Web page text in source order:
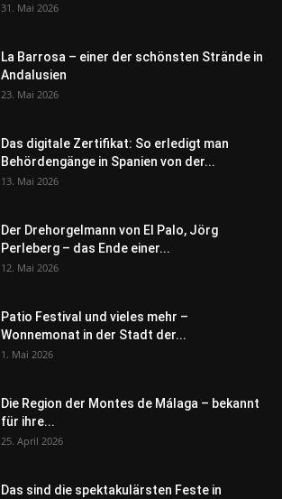
31. Mai 2026
La Barrosa – einer der schönsten Strände in
Andalusien
23. Mai 2026
Das digitale Zertifikat: So erledigt man
Behördengänge in Spanien von der...
13. Mai 2026
Der Drehorgelmann von El Palo, Jörg
Perleberg – das Ende einer...
12. Mai 2026
Patio Festival und vieles mehr –
Wonnemonat in der Stadt der...
1. Mai 2026
Die Region der Montes de Málaga – bekannt
für ihre...
25. April 2026
Das sind die spektakulärsten Feste in